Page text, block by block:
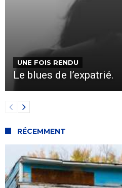
UNE FOIS RENDU
Le blues de l’expatrié.
RÉCEMMENT